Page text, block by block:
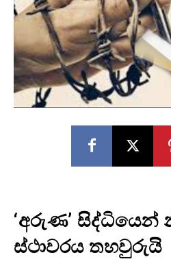
‘අරුණ’ සිද්ධියෙන්
ස්ථාවරය තහවුරුයි